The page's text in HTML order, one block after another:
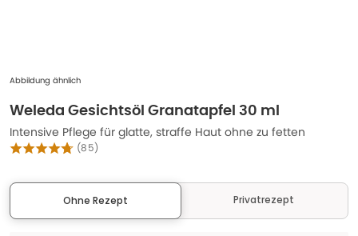
Abbildung ähnlich
Weleda Gesichtsöl Granatapfel 30 ml
Intensive Pflege für glatte, straffe Haut ohne zu fetten
(85)
Ohne Rezept Privatrezept